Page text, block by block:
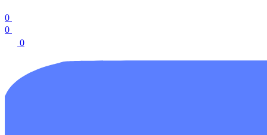
0
0
0